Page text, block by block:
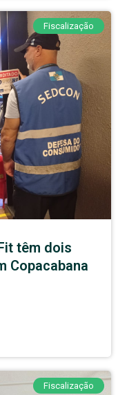
Fiscalização
têm dois
Copacabana
Fiscalização